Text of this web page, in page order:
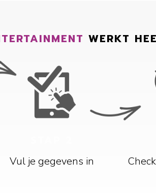
WERKT
Vul je gegevens in